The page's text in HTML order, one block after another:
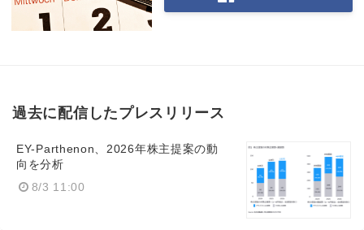
過去に配信したプレスリリース
EY-Parthenon、2026年株主提案の動
向を分析
8/3 11:00